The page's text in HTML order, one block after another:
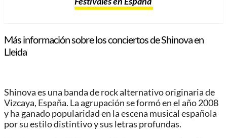
Más información sobre los conciertos de Shinova en
Lleida
Shinova es una banda de rock alternativo originaria de
Vizcaya, España. La agrupación se formó en el año 2008
y ha ganado popularidad en la escena musical española
por su estilo distintivo y sus letras profundas.